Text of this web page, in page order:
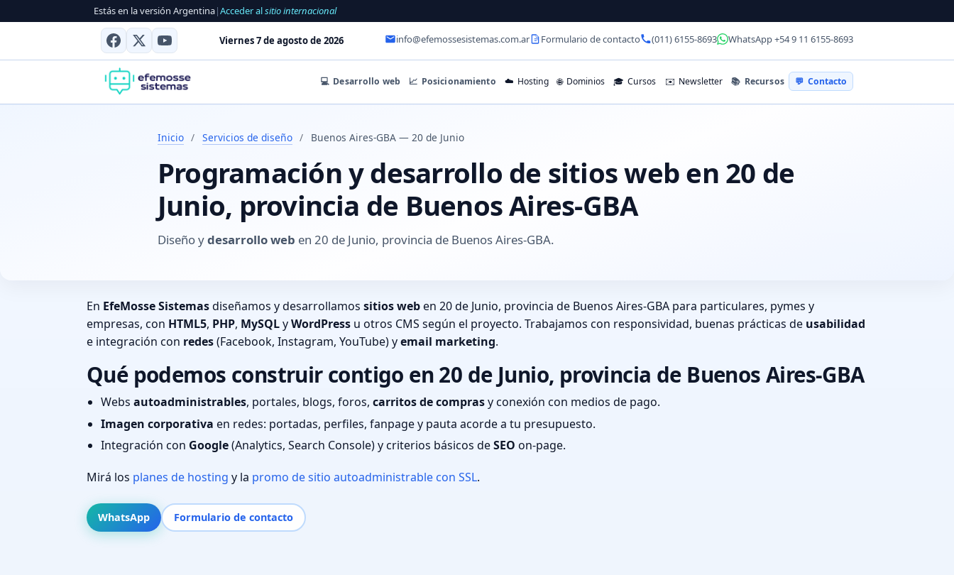
Estás en la versión Argentina|Acceder alsitio internacional
Viernes 7 de agosto de 2026 info@efemossesistemas.com.ar Formulario de contacto (011) 6155-8693 WhatsApp +54 9 11 6155-8693
💻 Desarrollo web 📈 Posicionamiento ☁️ Hosting 🌐 Dominios 🎓 Cursos ✉️ Newsletter 📚 Recursos 💬 Contacto
Inicio / Servicios de diseño / Buenos Aires-GBA — 20 de Junio
Programación y desarrollo de sitios web en 20 de
Junio, provincia de Buenos Aires-GBA
Diseño ydesarrollo web en 20 de Junio, provincia de Buenos Aires-GBA.
En EfeMosse Sistemasdiseñamos y desarrollamos sitios weben 20 de Junio, provincia de Buenos Aires-GBA para particulares, pymes y
empresas, con HTML5, PHP, MySQLyWordPress u otros CMS según el proyecto. Trabajamos con responsividad, buenas prácticas de usabilidad
e integración con redes(Facebook, Instagram, YouTube) yemail marketing.
Qué podemos construir contigo en 20 de Junio, provincia de Buenos Aires-GBA
Webs autoadministrables, portales, blogs, foros, carritos de comprasy conexión con medios de pago.
Imagen corporativa en redes: portadas, perfiles, fanpage y pauta acorde a tu presupuesto.
Integración con Google(Analytics, Search Console) y criterios básicos deSEO on-page.
Mirá los planes de hosting y la promo de sitio autoadministrable con SSL.
WhatsApp Formulario de contacto